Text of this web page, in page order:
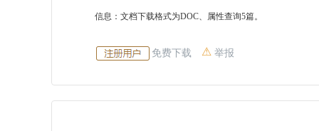
信息：文档下载格式为DOC、属性查询5篇。
免费下载 举报